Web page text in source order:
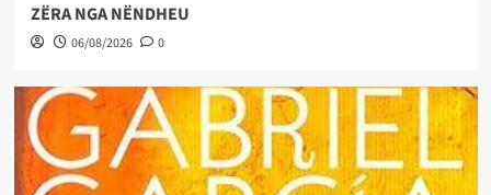
ZËRA NGA NËNDHEU
06/08/2026 0